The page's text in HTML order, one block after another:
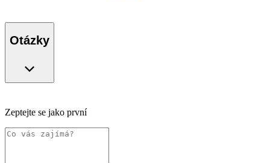
Otázky
Zeptejte se jako první